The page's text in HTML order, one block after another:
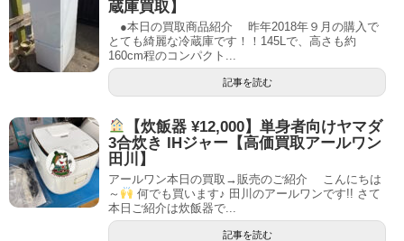
蔵庫買取】
●本日の買取商品紹介 昨年2018年９月の購入で
とても綺麗な冷蔵庫です！！145Lで、高さも約
160cm程のコンパクト...
記事を読む
【炊飯器 ¥12,000】単身者向けヤマダ
3合炊き IHジャー【高価買取アールワン
田川】
アールワン本日の買取→販売のご紹介 こんにちは
～
何でも買います♪ 田川のアールワンです!! さて
本日ご紹介は炊飯器で...
記事を読む